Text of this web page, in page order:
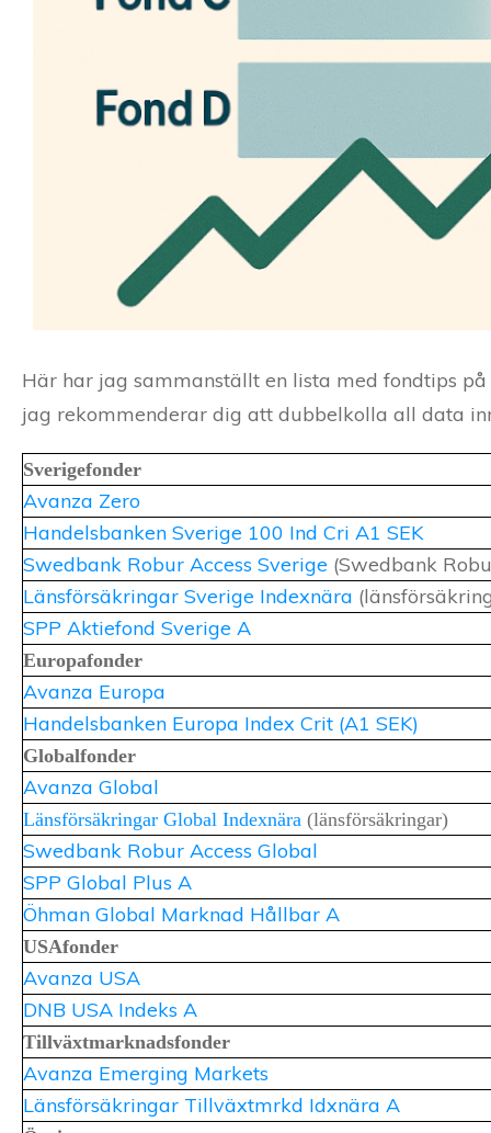
Här har jag sammanställt en lista med fondtips
jag rekommenderar dig att dubbelkolla all data
Sverigefonder
Avanza Zero
Handelsbanken Sverige 100 Ind Cri A1 SEK
Swedbank Robur Access Sverige (Swedbank
Länsförsäkringar Sverige Indexnära
SPP Aktiefond Sverige A
Europafonder
Avanza Europa
Handelsbanken Europa Index Crit (A1 SEK)
Globalfonder
Avanza Global
Länsförsäkringar Global Indexnära (länsförsäkringar)
Swedbank Robur Access Global
SPP Global Plus A
Öhman Global Marknad Hållbar A
USAfonder
Avanza USA
DNB USA Indeks A
Tillväxtmarknadsfonder
Avanza Emerging Markets
Länsförsäkringar Tillväxtmrkd Idxnära A